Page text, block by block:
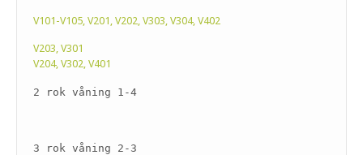
V101-V105, V201, V202, V303, V304, V402
V203, V301
V204, V302, V401
2 rok våning 1-4
3 rok våning 2-3